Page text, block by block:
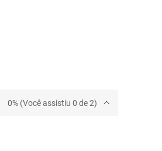
0% (Você assistiu 0 de 2)